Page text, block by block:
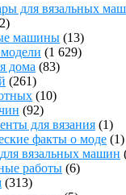
для вязальных
машины (13)
(1 629)
дома (83)
(261)
(10)
(92)
для вязания (1)
факты о моде (1)
вязальных машин
работы (6)
(313)